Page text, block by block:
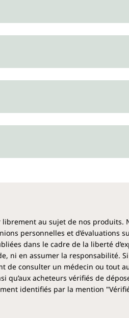
au sujet de nos produits.
personnelles et d’évaluations
dans le cadre de la liberté
ni en assumer la responsabilité. Si
de consulter un médecin ou tout
acheteurs vérifiés de
identifiés par la mention